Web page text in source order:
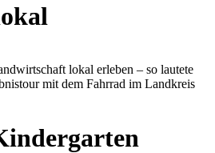
lokal erleben – so lautete
mit dem Fahrrad im Landkreis